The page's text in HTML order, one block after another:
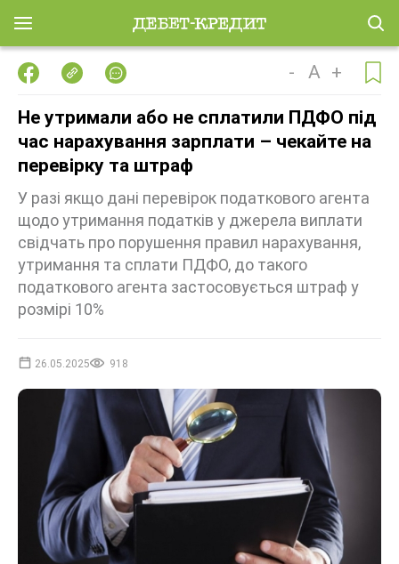
- A +
Не утримали або не сплатили ПДФО під
час нарахування зарплати – чекайте на
перевірку та штраф
У разі якщо дані перевірок податкового агента
щодо утримання податків у джерела виплати
свідчать про порушення правил нарахування,
утримання та сплати ПДФО, до такого
податкового агента застосовується штраф у
розмірі 10%
26.05.2025 918